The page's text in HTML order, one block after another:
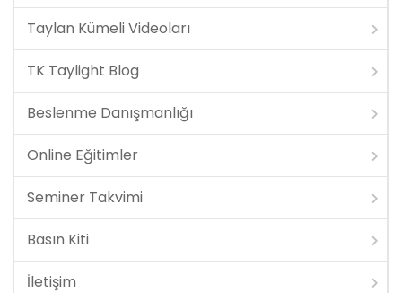
Taylan Kümeli Videoları
TK Taylight Blog
Beslenme Danışmanlığı
Online Eğitimler
Seminer Takvimi
Basın Kiti
İletişim